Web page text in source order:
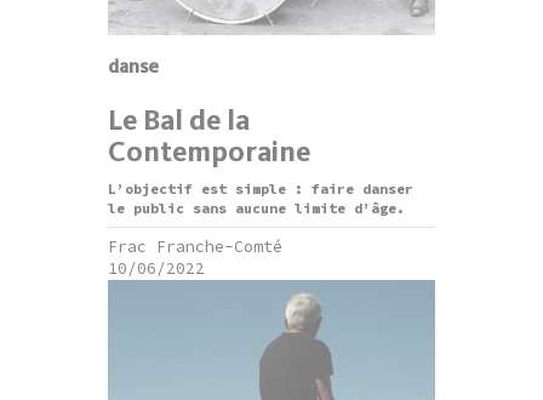
danse
Le Bal de la
Contemporaine
L’objectif est simple : faire danser
le public sans aucune limite d’âge.
Frac Franche-Comté
10/06/2022